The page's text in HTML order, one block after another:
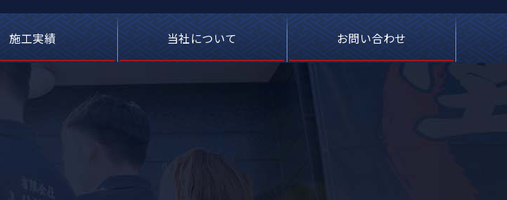
塗料について
シミュレーション
屋根塗装の費用について
雨漏り修理
施工実績
現場ブログ
お客さまの声
当社について お問い合わせ